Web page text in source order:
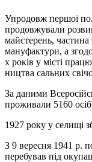
Упродовж першої
продовжували
майстерень,
мануфактури, а
х років у місті
ництва сальних
За даними
проживали 5160
1927 року у селищі
З 9 вересня 1941 р.
перебував під